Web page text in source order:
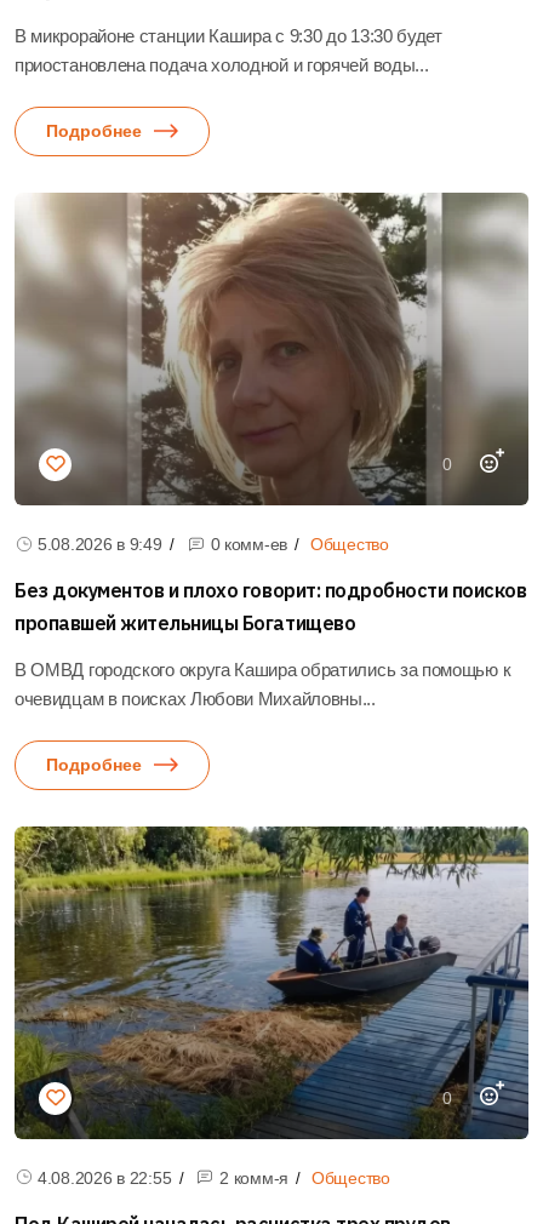
В микрорайоне станции Кашира с 9:30 до 13:30 будет
приостановлена подача холодной и горячей воды...
Подробнее
0
5.08.2026 в 9:49 0 комм-ев Общество
Без документов и плохо говорит: подробности поисков
пропавшей жительницы Богатищево
В ОМВД городского округа Кашира обратились за помощью к
очевидцам в поисках Любови Михайловны...
Подробнее
0
4.08.2026 в 22:55 2 комм-я Общество